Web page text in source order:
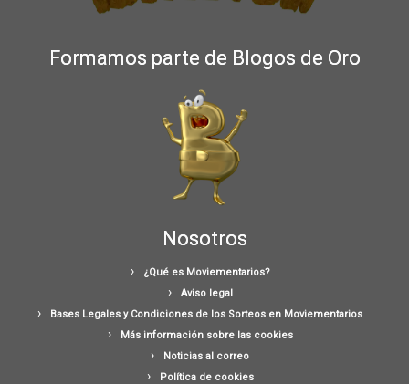
Formamos parte de Blogos de Oro
Nosotros
¿Qué es Moviementarios?
Aviso legal
Bases Legales y Condiciones de los Sorteos en Moviementarios
Más información sobre las cookies
Noticias al correo
Política de cookies